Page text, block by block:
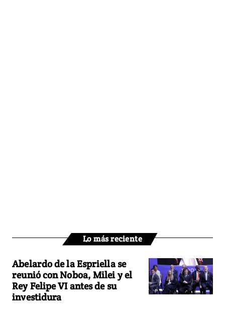
Lo más reciente
Abelardo de la Espriella se
reunió con Noboa, Milei y el
Rey Felipe VI antes de su
investidura